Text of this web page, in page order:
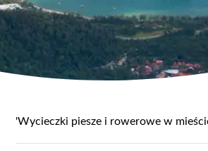
'Wycieczki piesze i rowerowe w